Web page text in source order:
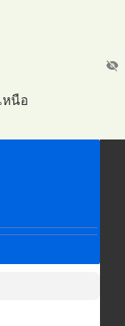
visibility_off
หนือ